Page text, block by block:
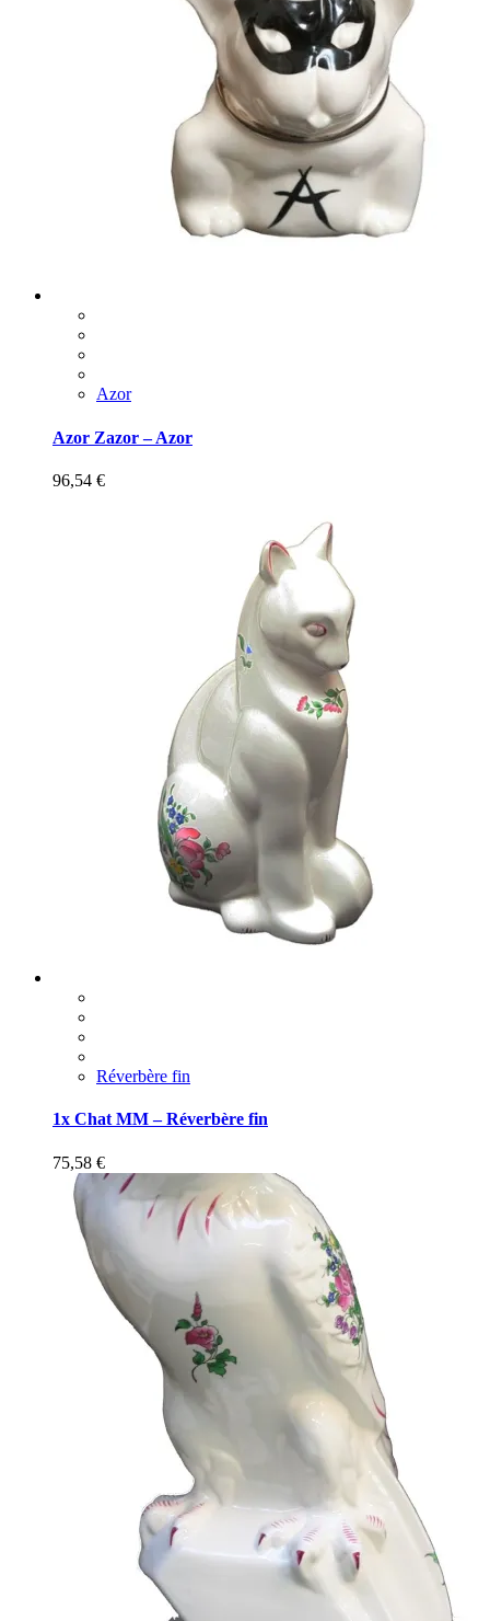
Azor
Azor Zazor – Azor
96,54 €
Réverbère fin
1x Chat MM – Réverbère fin
75,58 €